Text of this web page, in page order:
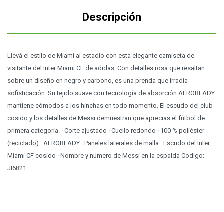
Descripción
Llevá el estilo de Miami al estadio con esta elegante camiseta de
visitante del Inter Miami CF de adidas. Con detalles rosa que resaltan
sobre un diseño en negro y carbono, es una prenda que irradia
sofisticación. Su tejido suave con tecnología de absorción AEROREADY
mantiene cómodos a los hinchas en todo momento. El escudo del club
cosido y los detalles de Messi demuestran que aprecias el fútbol de
primera categoría. · Corte ajustado · Cuello redondo · 100 % poliéster
(reciclado) · AEROREADY · Paneles laterales de malla · Escudo del Inter
Miami CF cosido · Nombre y número de Messi en la espalda Codigo:
JI6821